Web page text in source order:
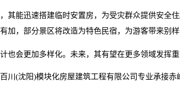
能迅速搭建临时安置房，为受灾群众提供安全
，部分景区将改造为特色民宿，为游客带来别
会更加多样化。未来，其有望在更多领域发挥
(沈阳)模块化房屋建筑工程有限公司专业承接